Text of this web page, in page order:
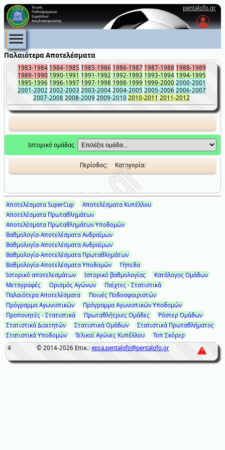
pentalofo.gr
Ένωση
Ποδοσφαιρικών
Σωματείων
Αιτωλοακαρνανίας
Παλαιότερα Αποτελέσματα
1983-1984 1984-1985 1985-1986 1986-1987 1987-1988 1988-1989
1989-1990 1990-1991 1991-1992 1992-1993 1993-1994 1994-1995
1995-1996 1996-1997 1997-1998 1998-1999 1999-2000 2000-2001
2001-2002 2002-2003 2003-2004 2004-2005 2005-2006 2006-2007
2007-2008 2008-2009 2009-2010 2010-2011 2011-2012
Ιστορικό ομάδας
Περίοδος: Κατηγορία:
Αποτελέσματα SuperCup
Αποτελέσματα Κυπέλλου
Αποτελέσματα Πρωταθλημάτων
Αποτελέσματα Πρωταθλημάτων Υποδομών
Βαθμολογία-Αποτελέσματα Ανδραίμων
Βαθμολογία-Αποτελέσματα Ανδραίμων
Βαθμολογία-Αποτελέσματα Πρωταθλημάτων
Βαθμολογία-Αποτελέσματα Υποδομών
Γήπεδα
Ιστορικό αποτελεσμάτων
Ιστορικό βαθμολογίας
Κατάλογος Ομάδων
Μεταγραφές
Ορισμός Αγώνων
Παίχτες - Στατιστικά
Παλαιότερα Αποτελέσματα
Ποινές Ποδοσφαιριστών
Πρόγραμμα Αγωνιστικών
Πρόγραμμα Αγωνιστικών Υποδομών
Προπονητές - Στατιστικά
Πρωταθλήτριες Ομάδες
Ρόστερ Ομάδων
Στατιστικά Διαιτητών
Στατιστικά Ομάδων
Στατιστικά Πρωταθλήματος
Στατιστικά Υποδομών
Τελικοί Αγώνες Κυπέλλου
Τοπ Σκόρερ
4
© 2014-2026 Επικ.:epsa.pentalofo@pentalofo.gr